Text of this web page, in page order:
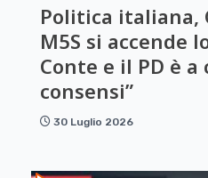
Politica italiana,
M5S si accende
Conte e il PD è a
consensi”
30 Luglio 2026